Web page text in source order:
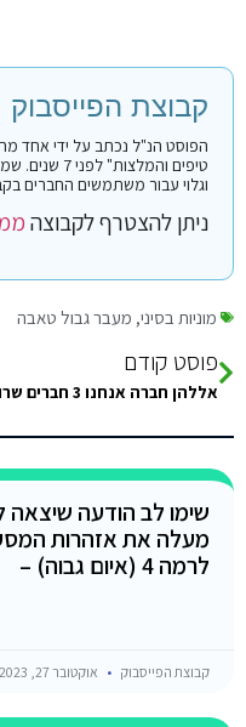
קבוצת הפייסבוק
הפוסט הנ"ל נכתב על ידי אחד
טיפים
וגלוי עבור משתמשים החברים
ניתן להצטרף לקבוצה
מוניות בסיני, מעבר גבול טאבה
פוסט קודם
שימו לב הודעה שיצאה
מעלה את אזהרות המסע
לרמה 4 (איום גבוה) –
קבוצת הפייסבוק אוקטובר 27, 2023